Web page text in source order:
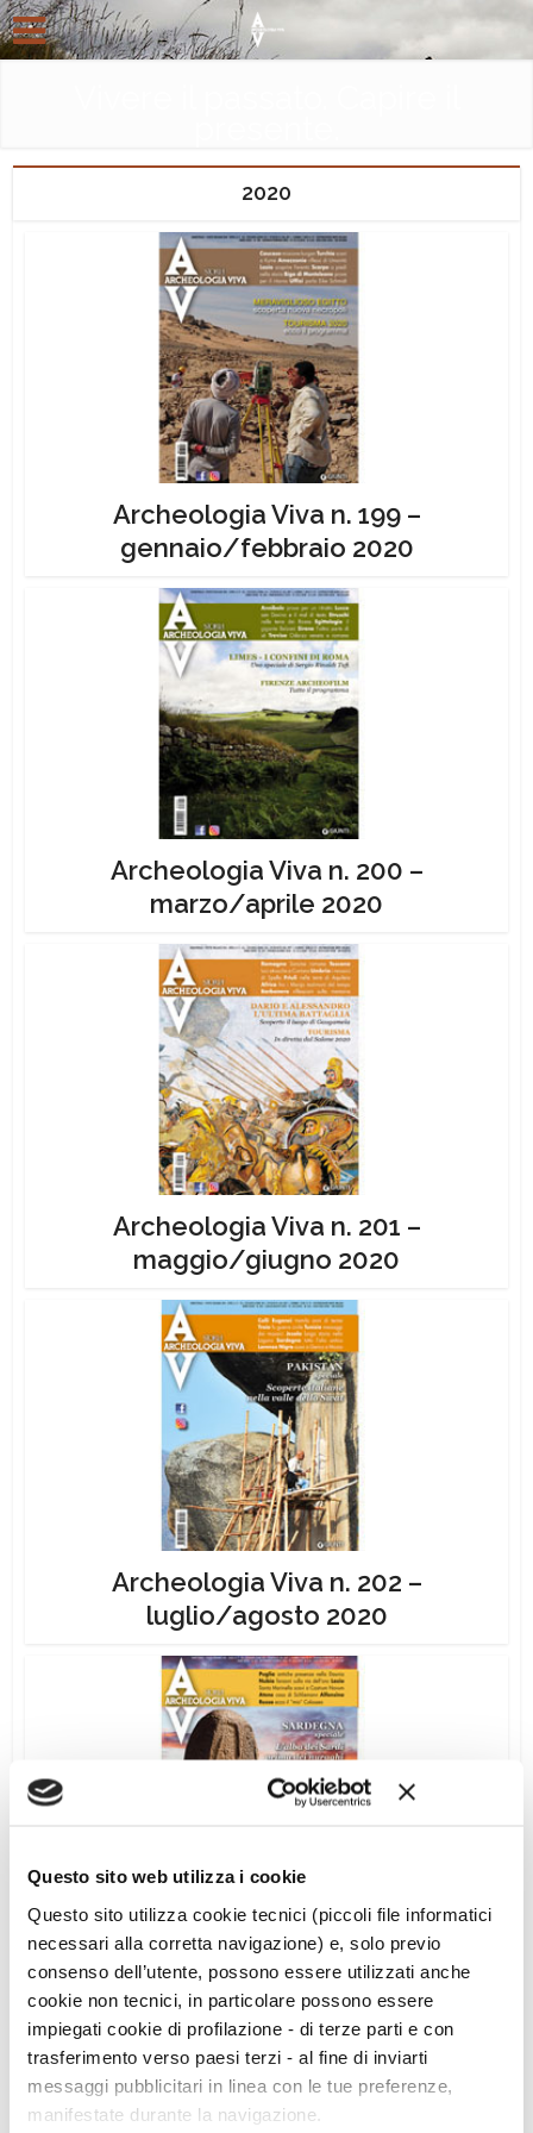
Questo sito web utilizza i cookie
Questo sito utilizza cookie tecnici (piccoli file informatici
necessari alla corretta navigazione) e, solo previo
consenso dell’utente, possono essere utilizzati anche
cookie non tecnici, in particolare possono essere
impiegati cookie di profilazione - di terze parti e con
trasferimento verso paesi terzi - al fine di inviarti
messaggi pubblicitari in linea con le tue preferenze,
manifestate durante la navigazione.
2020
Archeologia Viva n. 199 –
gennaio/febbraio 2020
Archeologia Viva n. 200 –
marzo/aprile 2020
Archeologia Viva n. 201 –
maggio/giugno 2020
Archeologia Viva n. 202 –
luglio/agosto 2020
Archeologia Viva n. 203 –
settembre/ottobre 2020